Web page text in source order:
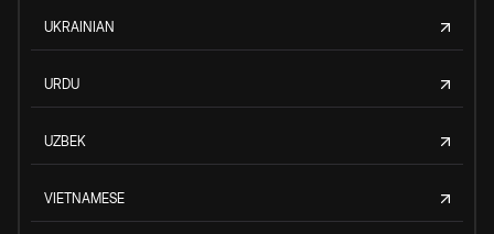
UKRAINIAN
URDU
UZBEK
VIETNAMESE